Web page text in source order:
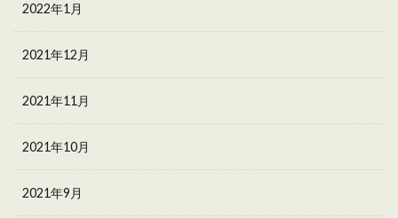
2022年1月
2021年12月
2021年11月
2021年10月
2021年9月